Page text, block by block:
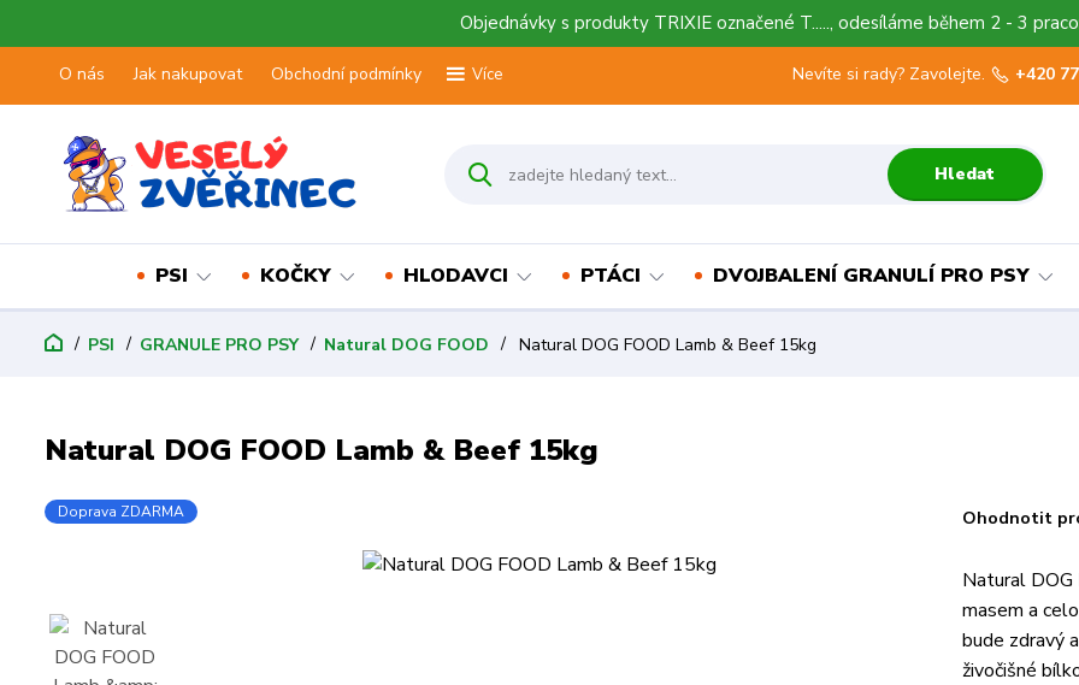
Objednávky s produkty TRIXIE označené T....., odesíláme během 2 - 3
O nás Jak nakupovat Obchodní podmínky Více
Hledat
Nevíte si rady? Zavolejte. +420
PSI KOČKY HLODAVCI PTÁCI DVOJBALENÍ GRANULÍ PRO PSY
PSI GRANULE PRO PSY Natural DOG FOOD Natural DOG FOOD Lamb & Beef 15kg
Natural DOG FOOD Lamb & Beef 15kg
Doprava ZDARMA Ohodnotit
Natural DOG
masem a
bude zdravý
živočišné